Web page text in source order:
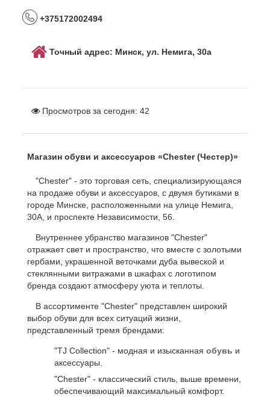
+375172002494
Точный адрес: Минск, ул. Немига, 30а
Просмотров за сегодня:42
Магазин обуви и аксессуаров «Chester (Честер)»
"Chester" - это торговая сеть, специализирующаяся
на продаже обуви и аксессуаров, с двумя бутиками в
городе Минске, расположенными на улице Немига,
30А, и проспекте Независимости, 56.
Внутреннее убранство магазинов "Chester"
отражает свет и пространство, что вместе с золотыми
гербами, украшенной веточками дуба вывеской и
стеклянными витражами в шкафах с логотипом
бренда создают атмосферу уюта и теплоты.
В ассортименте "Chester" представлен широкий
выбор обуви для всех ситуаций жизни,
представленный тремя брендами:
"TJ Collection" - модная и изысканнаяобувь и
аксессуары.
"Chester" - классический стиль, выше времени,
обеспечивающий максимальный комфорт.